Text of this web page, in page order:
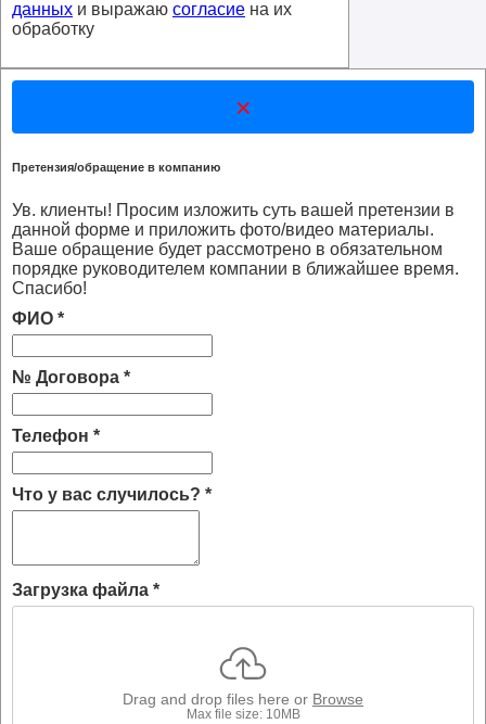
данных и выражаю согласие на их
обработку
×
Претензия/обращение в компанию
Ув. клиенты! Просим изложить суть вашей претензии в
данной форме и приложить фото/видео материалы.
Ваше обращение будет рассмотрено в обязательном
порядке руководителем компании в ближайшее время.
Спасибо!
ФИО *
№ Договора *
Телефон *
Что у вас случилось? *
Загрузка файла *
Drag and drop files here or Browse
Max file size: 10MB